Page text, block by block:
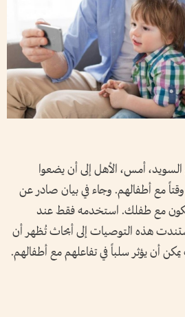
أمس، الأهل إلى أن يضعوا
مع أطفالهم. وجاء في بيان صادر عن
تكون مع طفلك. استخدمه فقط عند
هذه التوصيات إلى أبحاث تُظهر أن
أن يؤثر سلباً في تفاعلهم مع أطفالهم.